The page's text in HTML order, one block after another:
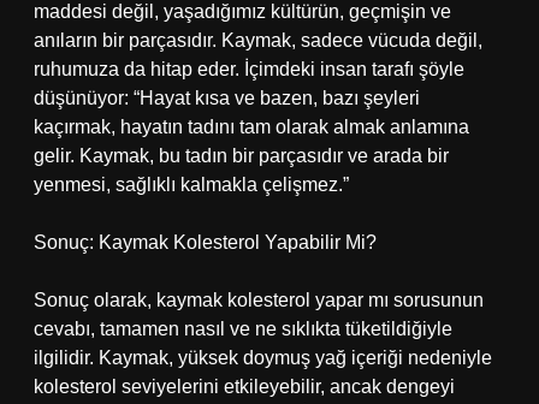
maddesi değil, yaşadığımız kültürün, geçmişin ve
anıların bir parçasıdır. Kaymak, sadece vücuda değil,
ruhumuza da hitap eder. İçimdeki insan tarafı şöyle
düşünüyor: “Hayat kısa ve bazen, bazı şeyleri
kaçırmak, hayatın tadını tam olarak almak anlamına
gelir. Kaymak, bu tadın bir parçasıdır ve arada bir
yenmesi, sağlıklı kalmakla çelişmez.”
Sonuç: Kaymak Kolesterol Yapabilir Mi?
Sonuç olarak, kaymak kolesterol yapar mı sorusunun
cevabı, tamamen nasıl ve ne sıklıkta tüketildiğiyle
ilgilidir. Kaymak, yüksek doymuş yağ içeriği nedeniyle
kolesterol seviyelerini etkileyebilir, ancak dengeyi